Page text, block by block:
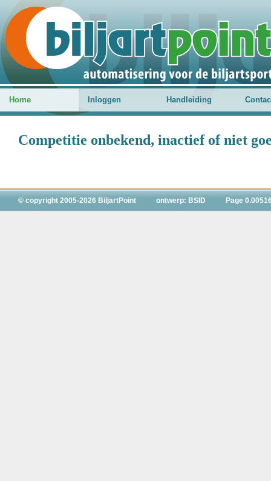
Home Inloggen Handleiding
Competitie onbekend, inactief of niet
© copyright 2005-2026 BiljartPoint ontwerp: BSID Page